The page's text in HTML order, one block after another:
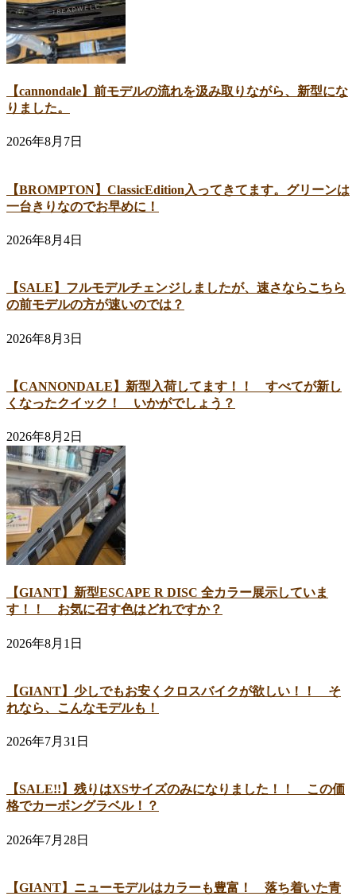
【cannondale】前モデルの流れを汲み取りながら、新型にな
りました。
2026年8月7日
【BROMPTON】ClassicEdition入ってきてます。グリーンは
一台きりなのでお早めに！
2026年8月4日
【SALE】フルモデルチェンジしましたが、速さならこちら
の前モデルの方が速いのでは？
2026年8月3日
【CANNONDALE】新型入荷してます！！ すべてが新し
くなったクイック！ いかがでしょう？
2026年8月2日
【GIANT】新型ESCAPE R DISC 全カラー展示していま
す！！ お気に召す色はどれですか？
2026年8月1日
【GIANT】少しでもお安くクロスバイクが欲しい！！ そ
れなら、こんなモデルも！
2026年7月31日
【SALE!!】残りはXSサイズのみになりました！！ この価
格でカーボングラベル！？
2026年7月28日
【GIANT】ニューモデルはカラーも豊富！ 落ち着いた青